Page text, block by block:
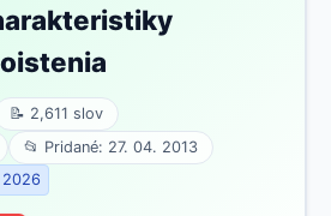
📝 2,611 slov
📂 Pridané: 27. 04. 2013
2026